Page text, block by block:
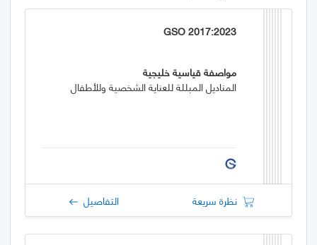
GSO 2017:2023
مواصفة قياسية خليجية
المناديل المبللة للعناية الشخصية وللأطفال
نظرة سريعة التفاصيل